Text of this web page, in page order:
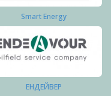
Smart Energy
ЕНДЕЙВЕР